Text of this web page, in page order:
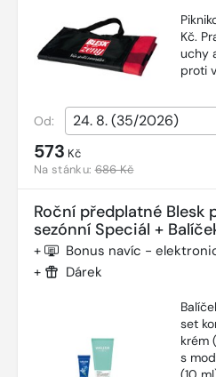
Kč.
uchy
proti
Od:
573 Kč
Na stánku:686 Kč
Roční předplatné Blesk
sezónní Speciál +
+ Bonus navíc -
+ Dárek
set
krém
s